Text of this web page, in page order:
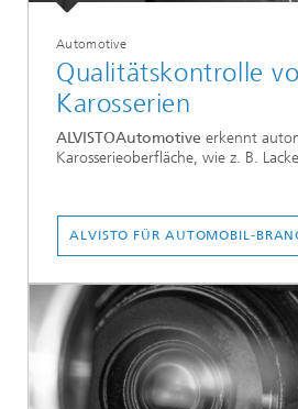
Automotive
Qualitätskontrolle
Karosserien
ALVISTOAutomotive erkennt
Karosserieoberfläche, wie z. B.
ALVISTO FÜR AUTOMOBIL-